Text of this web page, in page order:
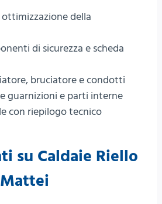
della
di sicurezza e scheda
bruciatore e condotti
guarnizioni e parti interne
con riepilogo tecnico
su Caldaie Riello